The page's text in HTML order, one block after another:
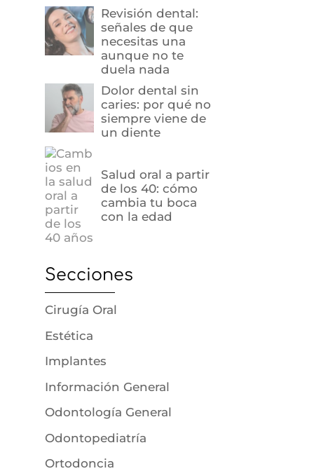
Revisión dental:
señales de que
necesitas una
aunque no te
duela nada
Dolor dental sin
caries: por qué no
siempre viene de
un diente
Salud oral a partir
de los 40: cómo
cambia tu boca
con la edad
Secciones
Cirugía Oral
Estética
Implantes
Información General
Odontología General
Odontopediatría
Ortodoncia